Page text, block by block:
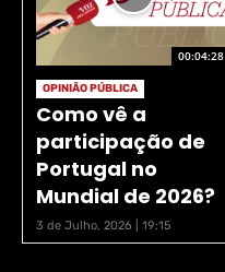
00:04:28
OPINIÃO PÚBLICA
Como vê a
participação de
Portugal no
Mundial de 2026?
3 de Julho, 2026 | 19:15